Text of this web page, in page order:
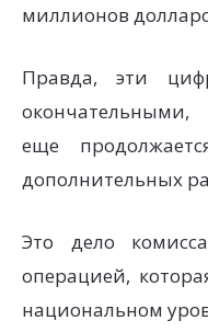
миллионов
Правда, эти
окончательными,
еще
дополнительных
Это дело
операцией,
национальном